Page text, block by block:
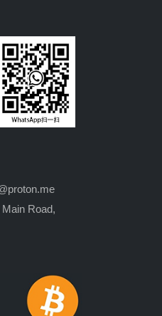
Road,